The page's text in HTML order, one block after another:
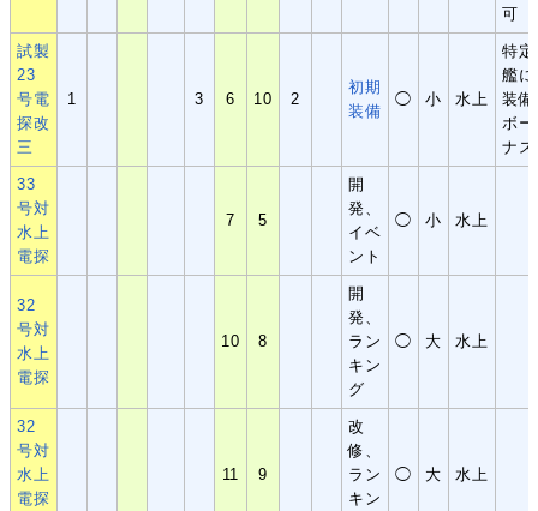
可
試製
23
号電
探改
三
1 3 6 10 2
初期
装備
◯ 小 水上
特定
艦に
装備
ボー
ナス
33
号対
水上
電探
7 5
開
発、
イベ
ント
◯ 小 水上
32
号対
水上
電探
10 8
開
発、
ラン
キン
グ
◯ 大 水上
32
号対
水上
電探
11 9
改
修、
ラン
キン
◯ 大 水上